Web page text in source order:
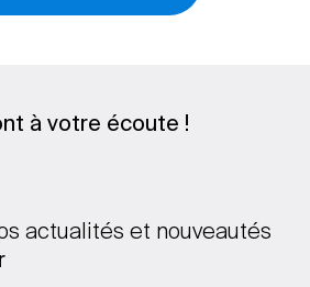
à votre écoute !
actualités et nouveautés